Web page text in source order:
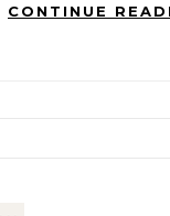
CONTINUE